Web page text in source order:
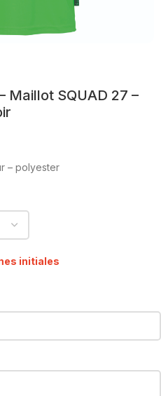
Maillot SQUAD 27 –
– polyester
initiales